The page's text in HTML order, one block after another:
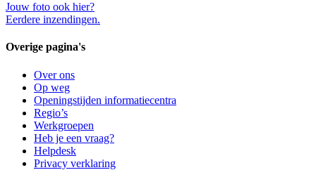
Jouw foto ook hier?
Eerdere inzendingen.
Overige pagina's
Over ons
Op weg
Openingstijden informatiecentra
Regio’s
Werkgroepen
Heb je een vraag?
Helpdesk
Privacy verklaring